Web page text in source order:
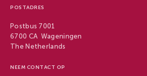
POSTADRES
Postbus 7001
6700 CA Wageningen
The Netherlands
NEEM CONTACT OP